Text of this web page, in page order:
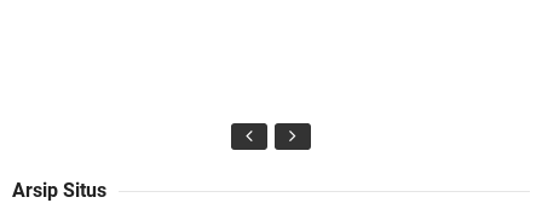
Arsip Situs